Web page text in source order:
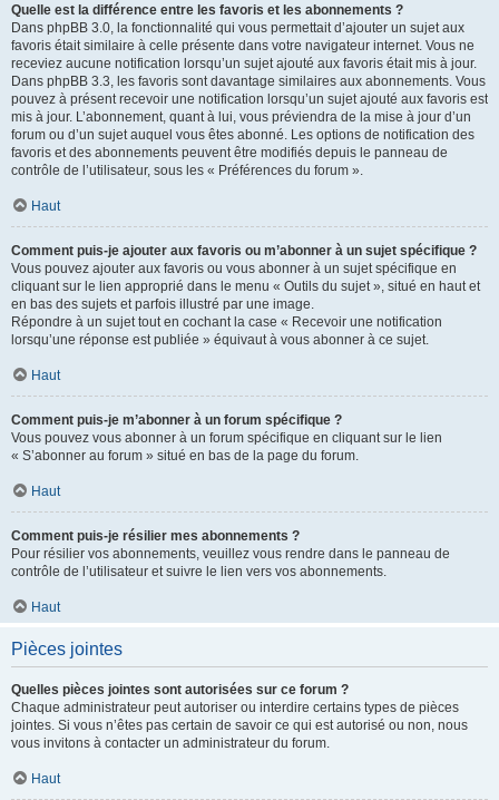
Quelle est la différence entre les favoris et les abonnements ?
Dans phpBB 3.0, la fonctionnalité qui vous permettait d’ajouter un sujet aux
favoris était similaire à celle présente dans votre navigateur internet. Vous ne
receviez aucune notification lorsqu’un sujet ajouté aux favoris était mis à jour.
Dans phpBB 3.3, les favoris sont davantage similaires aux abonnements. Vous
pouvez à présent recevoir une notification lorsqu’un sujet ajouté aux favoris est
mis à jour. L’abonnement, quant à lui, vous préviendra de la mise à jour d’un
forum ou d’un sujet auquel vous êtes abonné. Les options de notification des
favoris et des abonnements peuvent être modifiés depuis le panneau de
contrôle de l’utilisateur, sous les « Préférences du forum ».
Haut
Comment puis-je ajouter aux favoris ou m’abonner à un sujet spécifique ?
Vous pouvez ajouter aux favoris ou vous abonner à un sujet spécifique en
cliquant sur le lien approprié dans le menu « Outils du sujet », situé en haut et
en bas des sujets et parfois illustré par une image.
Répondre à un sujet tout en cochant la case « Recevoir une notification
lorsqu’une réponse est publiée » équivaut à vous abonner à ce sujet.
Haut
Comment puis-je m’abonner à un forum spécifique ?
Vous pouvez vous abonner à un forum spécifique en cliquant sur le lien
« S’abonner au forum » situé en bas de la page du forum.
Haut
Comment puis-je résilier mes abonnements ?
Pour résilier vos abonnements, veuillez vous rendre dans le panneau de
contrôle de l’utilisateur et suivre le lien vers vos abonnements.
Haut
Pièces jointes
Quelles pièces jointes sont autorisées sur ce forum ?
Chaque administrateur peut autoriser ou interdire certains types de pièces
jointes. Si vous n’êtes pas certain de savoir ce qui est autorisé ou non, nous
vous invitons à contacter un administrateur du forum.
Haut